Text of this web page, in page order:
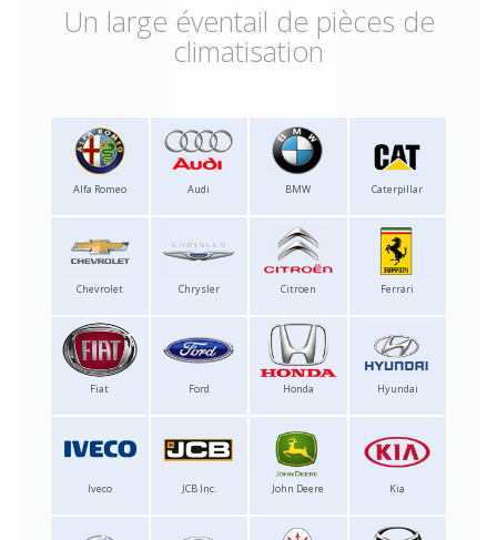
Un large éventail de pièces de
climatisation
Alfa Romeo Audi BMW Caterpillar
Chevrolet Chrysler Citroen Ferrari
Fiat Ford Honda Hyundai
Iveco JCB Inc. John Deere Kia